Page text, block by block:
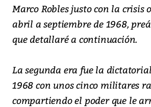
Marco Robles justo con la crisis
abril a septiembre de 1968,
que detallaré a continuación.
La segunda era fue la
1968 con unos cinco militares
compartiendo el poder que le